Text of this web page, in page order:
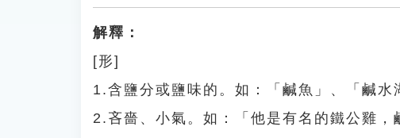
解釋：
[形]
1.含鹽分或鹽味的。如：「鹹魚」、「鹹水
2.吝嗇、小氣。如：「他是有名的鐵公雞，